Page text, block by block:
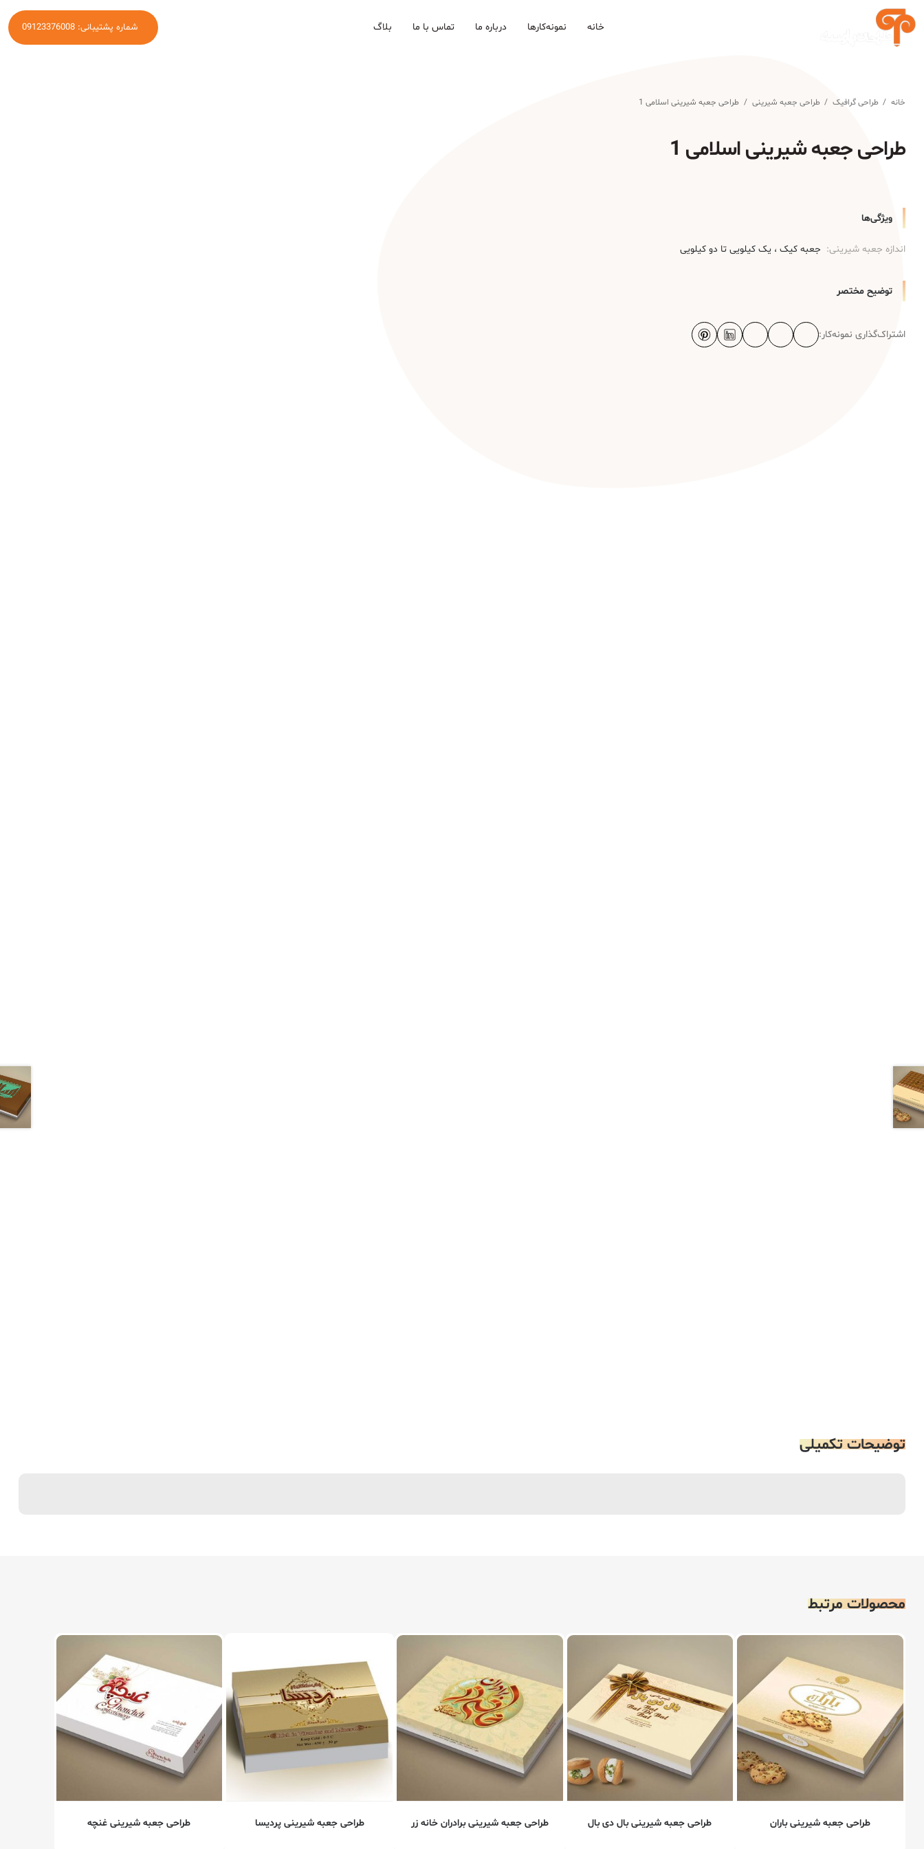
خانه نمونه‌کارها درباره ما تماس با ما بلاگ شماره پشتیبانی: 09123376008
خانه / طراحی گرافیک / طراحی جعبه شیرینی / طراحی جعبه شیرینی اسلامی 1
توضیح مختصر
طراحی جعبه شیرینی اسلامی 1
ویژگی‌ها
اندازه جعبه شیرینی: جعبه کیک یک کیلویی تا دو کیلویی
اشتراک‌گذاری نمونه‌کار:
توضیحات تکمیلی
محصولات مرتبط
طراحی جعبه شیرینی باران طراحی جعبه شیرینی بال دی بال طراحی جعبه شیرینی برادران خانه زر طراحی جعبه شیرینی پردیسا طراحی جعبه شیرینی غنچه